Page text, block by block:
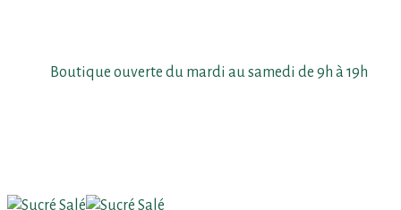
Boutique ouverte du mardi au samedi de 9h à 19h